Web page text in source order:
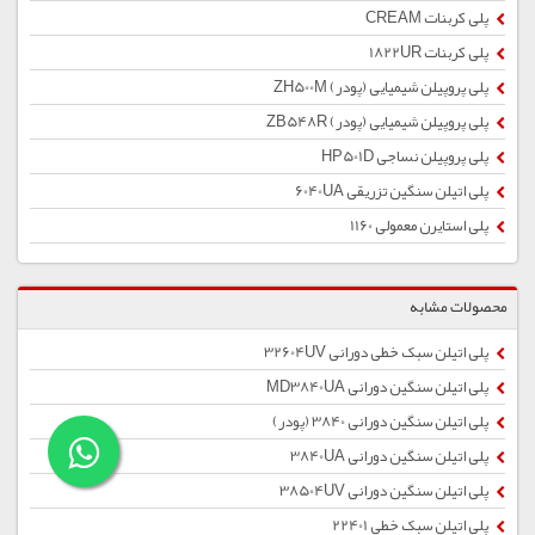
پلی کربنات CREAM
پلی کربنات 1822UR
پلی پروپیلن شیمیایی (پودر) ZH500M
پلی پروپیلن شیمیایی (پودر) ZB548R
پلی پروپیلن نساجی HP501D
پلی اتیلن سنگین تزریقی 6040UA
پلی استایرن معمولی 1160
محصولات مشابه
پلی اتیلن سبک خطی دورانی 32604UV
پلی اتیلن سنگین دورانی MD3840UA
پلی اتیلن سنگین دورانی 3840 (پودر)
پلی اتیلن سنگین دورانی 3840UA
پلی اتیلن سنگین دورانی 38504UV
پلی اتیلن سبک خطی 22401